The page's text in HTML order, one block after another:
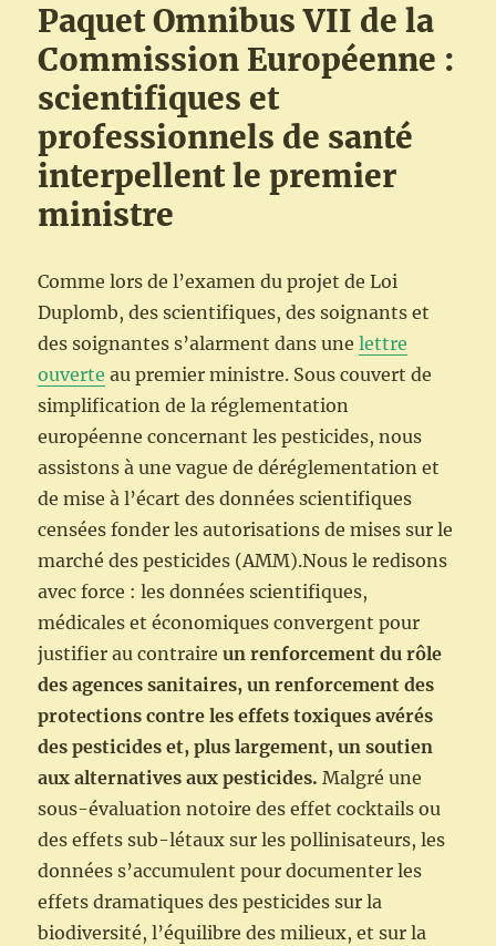
Paquet Omnibus VII de la
Commission Européenne :
scientifiques et
professionnels de santé
interpellent le premier
ministre
Comme lors de l’examen du projet de Loi
Duplomb, des scientifiques, des soignants et
des soignantes s’alarment dans unelettre
ouverte au premier ministre. Sous couvert de
simplification de la réglementation
européenne concernant les pesticides, nous
assistons à une vague de déréglementation et
de mise à l’écart des données scientifiques
censées fonder les autorisations de mises sur le
marché des pesticides (AMM).Nous le redisons
avec force : les données scientifiques,
médicales et économiques convergent pour
justifier au contraireun renforcement du rôle
des agences sanitaires, un renforcement des
protections contre les effets toxiques avérés
des pesticides et, plus largement, un soutien
aux alternatives aux pesticides. Malgré une
sous-évaluation notoire des effet cocktails ou
des effets sub-létaux sur les pollinisateurs, les
données s’accumulent pour documenter les
effets dramatiques des pesticides sur la
biodiversité, l’équilibre des milieux, et sur la